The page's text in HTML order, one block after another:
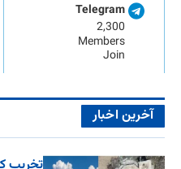
Telegram
2,300
Members
Join
آخرین اخبار